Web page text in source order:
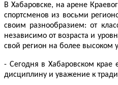
В Хабаровске, на арене
спортсменов из восьми
своим разнообразием: от
независимо от возраста и
свой регион на более высоком
- Сегодня в Хабаровском крае
дисциплину и уважение к